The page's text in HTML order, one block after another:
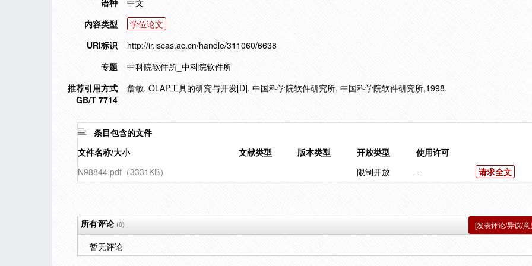
语种
中文
内容类型
学位论文
URI标识
http://ir.iscas.ac.cn/handle/311060/6638
专题
中科院软件所_中科院软件所
推荐引用方式
GB/T 7714
詹敏. OLAP工具的研究与开发[D]. 中国科学院软件研究所. 中国科学院软件研究所,1998.
条目包含的文件
文件名称/大小
文献类型 版本类型 开放类型
使用许可
N98844.pdf（3331KB）
限制开放 -- 请求全文
所有评论(0) [发表评论/异议/意
暂无评论